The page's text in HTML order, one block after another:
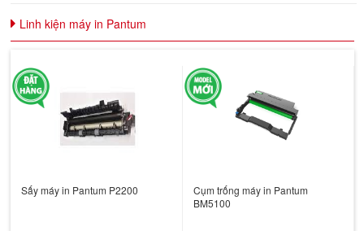
Linh kiện máy in Pantum
Sấy máy in Pantum P2200
Cụm trống máy in Pantum
BM5100